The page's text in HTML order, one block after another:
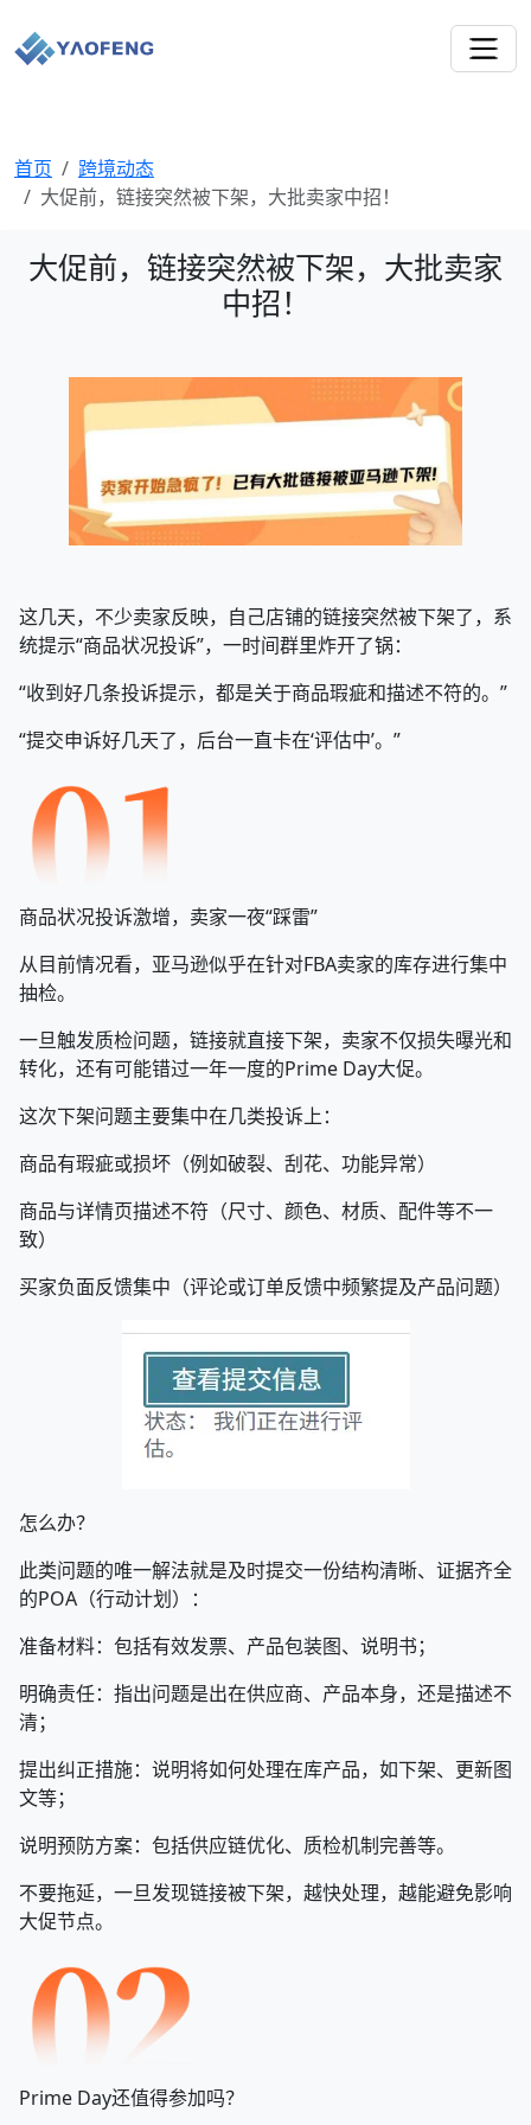
首页
跨境动态
大促前，链接突然被下架，大批卖家中招！
大促前，链接突然被下架，大批卖家
中招！
这几天，不少卖家反映，自己店铺的链接突然被下架了，系
统提示“商品状况投诉”，一时间群里炸开了锅：
“收到好几条投诉提示，都是关于商品瑕疵和描述不符的。”
“提交申诉好几天了，后台一直卡在‘评估中’。”
商品状况投诉激增，卖家一夜“踩雷”
从目前情况看，亚马逊似乎在针对FBA卖家的库存进行集中
抽检。
一旦触发质检问题，链接就直接下架，卖家不仅损失曝光和
转化，还有可能错过一年一度的Prime Day大促。
这次下架问题主要集中在几类投诉上：
商品有瑕疵或损坏（例如破裂、刮花、功能异常）
商品与详情页描述不符（尺寸、颜色、材质、配件等不一
致）
买家负面反馈集中（评论或订单反馈中频繁提及产品问题）
怎么办？
此类问题的唯一解法就是及时提交一份结构清晰、证据齐全
的POA（行动计划）：
准备材料：包括有效发票、产品包装图、说明书；
明确责任：指出问题是出在供应商、产品本身，还是描述不
清；
提出纠正措施：说明将如何处理在库产品，如下架、更新图
文等；
说明预防方案：包括供应链优化、质检机制完善等。
不要拖延，一旦发现链接被下架，越快处理，越能避免影响
大促节点。
Prime Day还值得参加吗？